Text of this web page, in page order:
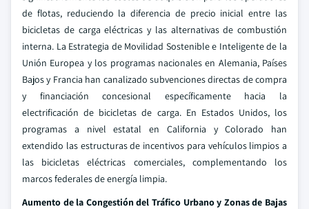
de flotas, reduciendo la diferencia de precio inicial entre las
bicicletas de carga eléctricas y las alternativas de combustión
interna. La Estrategia de Movilidad Sostenible e Inteligente de la
Unión Europea y los programas nacionales en Alemania, Países
Bajos y Francia han canalizado subvenciones directas de compra
y financiación concesional específicamente hacia la
electrificación de bicicletas de carga. En Estados Unidos, los
programas a nivel estatal en California y Colorado han
extendido las estructuras de incentivos para vehículos limpios a
las bicicletas eléctricas comerciales, complementando los
marcos federales de energía limpia.
Aumento de la Congestión del Tráfico Urbano y Zonas de Bajas